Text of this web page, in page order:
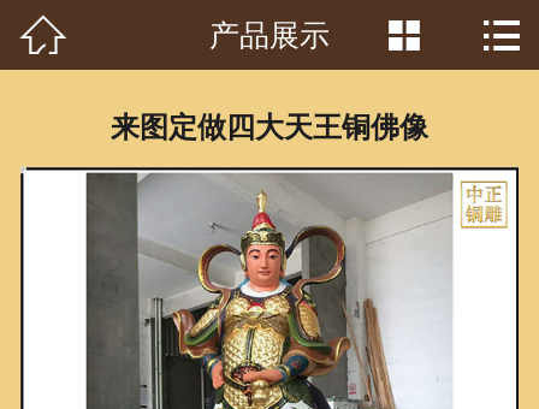
首页
产品中心
常识问答
新闻资讯
 产品展示  
来图定做四大天王铜佛像